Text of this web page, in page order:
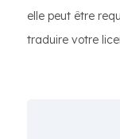
elle peut être
traduire votre